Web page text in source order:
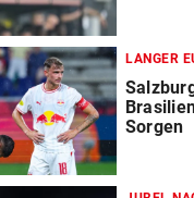
LANGER
Sorgen